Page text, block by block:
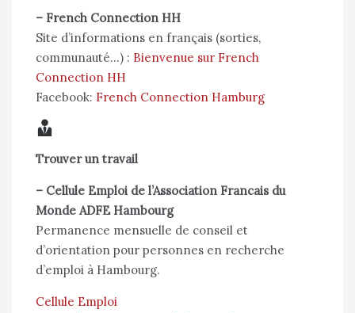
– French Connection HH
Site d’informations en français (sorties,
communauté…) : Bienvenue sur French
Connection HH
Facebook: French Connection Hamburg
Trouver un travail
– Cellule Emploi de l’Association Francais du
Monde ADFE Hambourg
Permanence mensuelle de conseil et
d’orientation pour personnes en recherche
d’emploi à Hambourg.
Cellule Emploi